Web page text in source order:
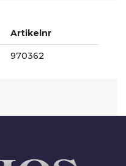
Artikelnr
970362